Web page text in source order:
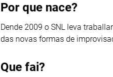
Por que nace?
Dende 2009 o SNL leva
das novas formas de
Que fai?